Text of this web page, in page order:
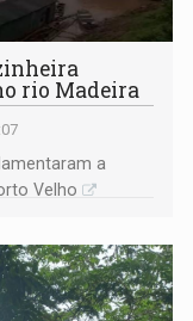
rio Madeira
a
Velho